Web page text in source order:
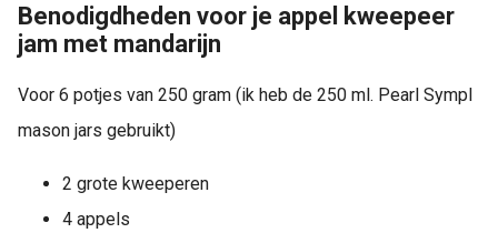
Benodigdheden voor je appel kweepeer
jam met mandarijn
Voor 6 potjes van 250 gram (ik heb de 250 ml. Pearl Sympl
mason jars gebruikt)
2 grote kweeperen
4 appels